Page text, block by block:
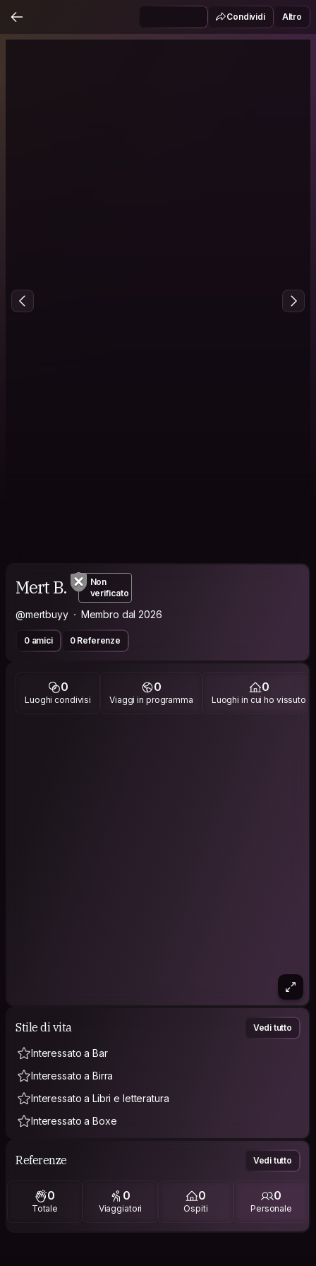
Condividi Altro
Mert B.
Non
verificato
@mertbuyy Membro dal 2026
0 amici 0 Referenze
0
Luoghi condivisi
0
Viaggi in programma
0
Luoghi in cui ho vissuto
Stile di vita Vedi tutto
Interessato a Bar
Interessato a Birra
Interessato a Libri e letteratura
Interessato a Boxe
Referenze Vedi tutto
0
Totale
0
Viaggiatori
0
Ospiti
0
Personale